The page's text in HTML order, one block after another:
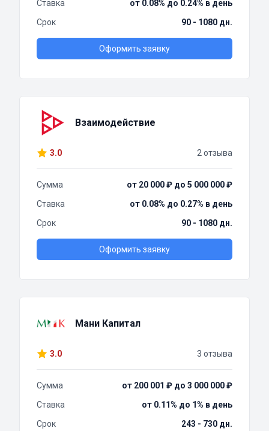
Ставка
от 0.08% до 0.24% в день
Срок
90 - 1080 дн.
Оформить заявку
Взаимодействие
3.0 2 отзыва
Сумма
от 20 000 ₽ до 5 000 000 ₽
Ставка
от 0.08% до 0.27% в день
Срок
90 - 1080 дн.
Оформить заявку
Мани Капитал
3.0 3 отзыва
Сумма
от 200 001 ₽ до 3 000 000 ₽
Ставка
от 0.11% до 1% в день
Срок
243 - 730 дн.